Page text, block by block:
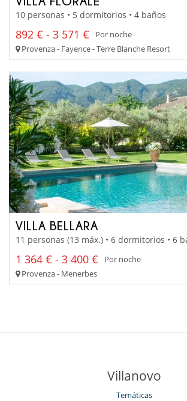
10 personas • 5 dormitorios • 4 baños
892 € - 3 571 €
Por noche
Provenza - Fayence - Terre Blanche Resort
VILLA BELLARA
11 personas (13 máx.) • 6 dormitorios • 6
1 364 € - 3 400 €
Por noche
Provenza - Menerbes
Villanovo
Temáticas